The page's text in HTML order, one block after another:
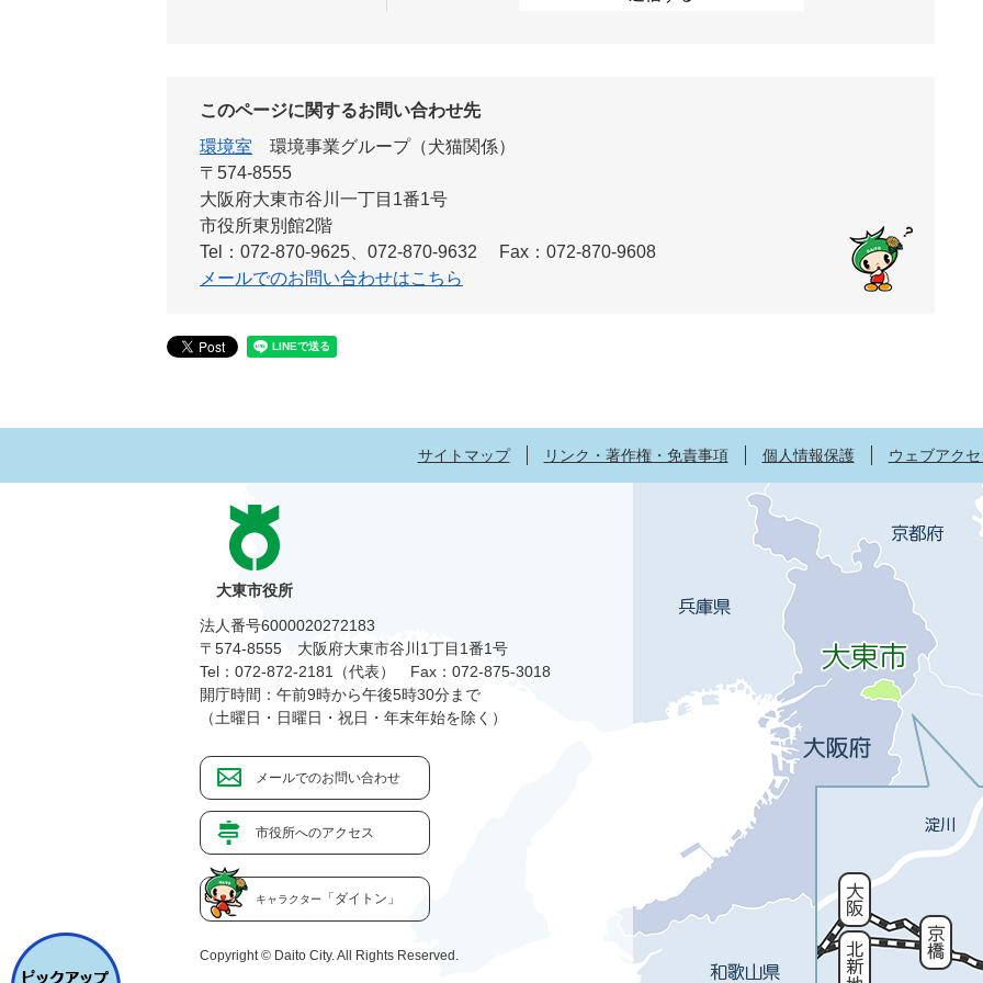
このページに関するお問い合わせ先
環境室
環境事業グループ（犬猫関係）
〒574-8555
大阪府大東市谷川一丁目1番1号
市役所東別館2階
Tel：072-870-9625、072-870-9632
Fax：072-870-9608
メールでのお問い合わせはこちら
サイトマップ リンク・著作権・免責事項 個人情報保護 ウェブアク
大東市役所
法人番号6000020272183
〒574-8555 大阪府大東市谷川1丁目1番1号
Tel：072-872-2181（代表）
Fax：072-875-3018
開庁時間：午前9時から午後5時30分まで
（土曜日・日曜日・祝日・年末年始を除く）
メールでのお問い合わせ
市役所へのアクセス
キャラクター 「ダイトン」
Copyright © Daito City. All Rights Reserved.